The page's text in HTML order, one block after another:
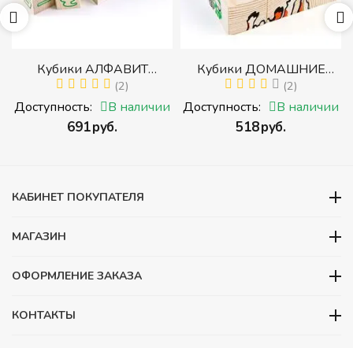
Кубики АЛФАВИТ
РУССКИЙ С ЦИФРАМИ
(Томик) (Набор кубиков с
буквами, цифрами,
математическими знаками
(2)
Доступность: В наличии
‍691‍руб.
Кубики ДОМАШНИЕ
ЖИВОТНЫЕ (Томик)
(Набор кубиков
разрезных (складных))
(2)
Доступность: В наличии
‍518‍руб.
КАБИНЕТ ПОКУПАТЕЛЯ
МАГАЗИН
ОФОРМЛЕНИЕ ЗАКАЗА
КОНТАКТЫ